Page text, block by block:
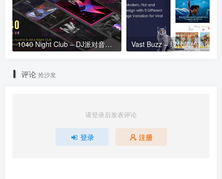
1040 Night Club – DJ派对音乐WordPress主题 – 1.2
评论 抢沙发
请登录后发表评论
登录 注册